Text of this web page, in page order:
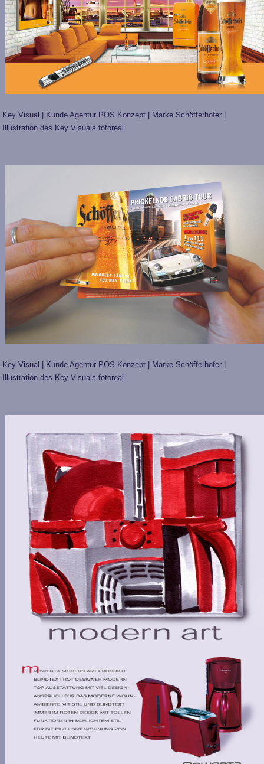
Key Visual | Kunde Agentur POS Konzept | Marke Schöfferhofer |
Illustration des Key Visuals fotoreal
Key Visual | Kunde Agentur POS Konzept | Marke Schöfferhofer |
Illustration des Key Visuals fotoreal